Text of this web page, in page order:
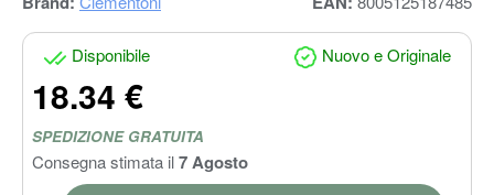
Disponibile Nuovo e Originale
18.34 €
SPEDIZIONE GRATUITA
Consegna stimata il7 Agosto